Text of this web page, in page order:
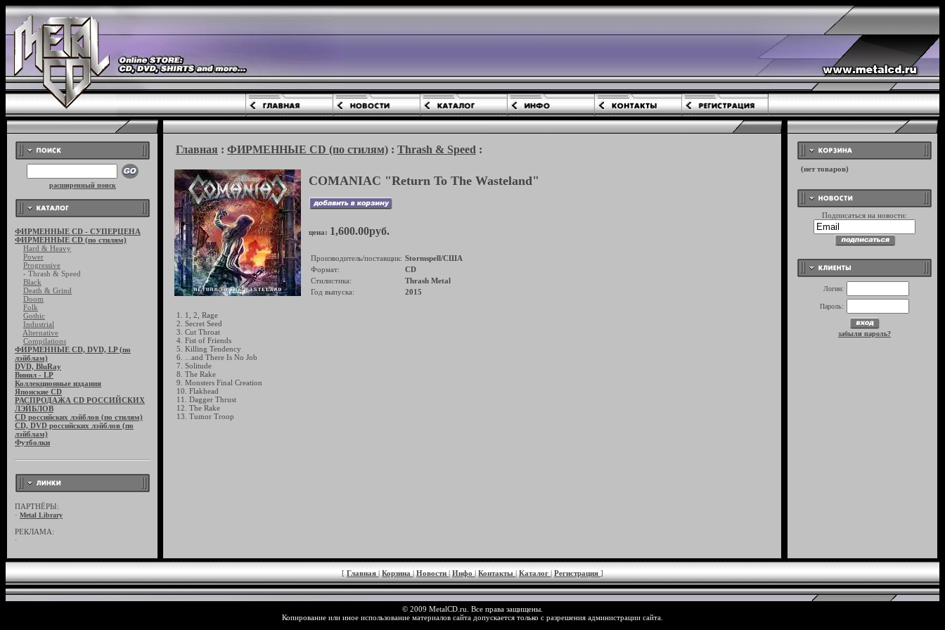
расширенный поиск
ФИРМЕННЫЕ CD - СУПЕРЦЕНА
ФИРМЕННЫЕ CD (по стилям)
Hard & Heavy
Power
Progressive
- Thrash & Speed
Black
Death & Grind
Doom
Folk
Gothic
Industrial
Alternative
Compilations
ФИРМЕННЫЕ CD, DVD, LP (по
лэйблам)
DVD, BluRay
Винил - LP
Коллекционные издания
Японские CD
РАСПРОДАЖА CD РОССИЙСКИХ
ЛЭЙБЛОВ
CD российских лэйблов (по стилям)
CD, DVD российских лэйблов (по
лэйблам)
Футболки
ПАРТНЁРЫ:
· Metal Library
РЕКЛАМА:
·
Главная : ФИРМЕННЫЕ CD (по стилям) : Thrash & Speed :
COMANIAC "Return To The Wasteland"
цена: 1,600.00руб.
Производитель/поставщик: Stormspell/США
Формат:
CD
Стилистика:
Thrash Metal
Год выпуска:
2015
1. 1, 2, Rage
2. Secret Seed
3. Cut Throat
4. Fist of Friends
5. Killing Tendency
6. ...and There Is No Job
7. Solitude
8. The Rake
9. Monsters Final Creation
10. Flakhead
11. Dagger Thrust
12. The Rake
13. Tumor Troop
Подписаться на новости:
Логин:
Пароль:
забыли пароль?
[ Главная | Корзина | Новости | Инфо | Контакты | Каталог | Регистрация ]
© 2009 MetalCD.ru. Все права защищены.
Копирование или иное использование материалов сайта допускается только с разрешения администрации сайта.